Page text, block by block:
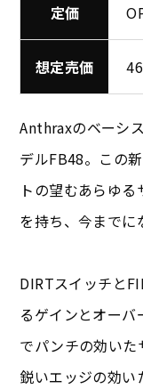
定価
想定売価
Anthraxのベーシ
デルFB48。この
トの望むあらゆ
を持ち、今までに
DIRTスイッチと
るゲインとオーバ
でパンチの効いた
鋭いエッジの効い